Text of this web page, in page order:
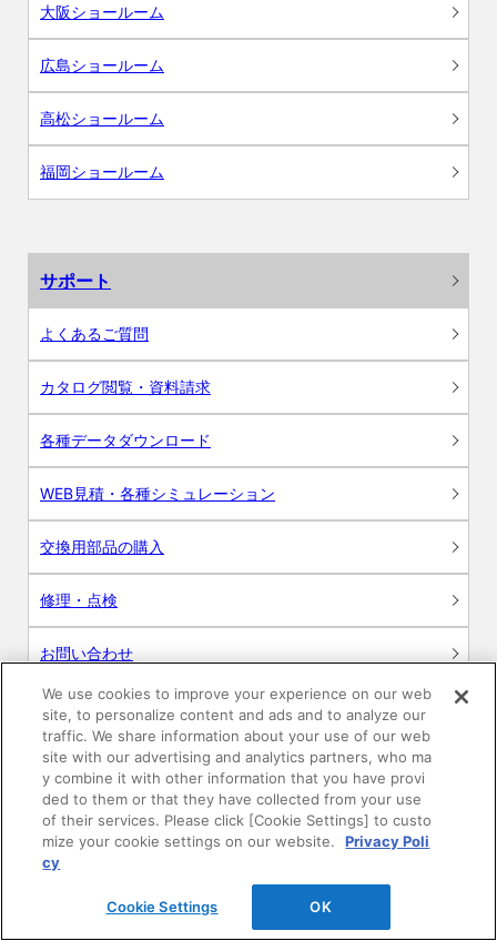
大阪ショールーム
広島ショールーム
高松ショールーム
福岡ショールーム
サポート
よくあるご質問
カタログ閲覧・資料請求
各種データダウンロード
WEB見積・各種シミュレーション
交換用部品の購入
修理・点検
お問い合わせ
ログイン
建築・設計関係者様向けサイト
ユーザー登録サービス
WEB見積システム
収納プランニングソフト
We use cookies to improve your experience on our web
site, to personalize content and ads and to analyze our
traffic. We share information about your use of our web
site with our advertising and analytics partners, who ma
y combine it with other information that you have provi
ded to them or that they have collected from your use
of their services. Please click [Cookie Settings] to custo
mize your cookie settings on our website.
Privacy Poli
cy
Cookie Settings OK